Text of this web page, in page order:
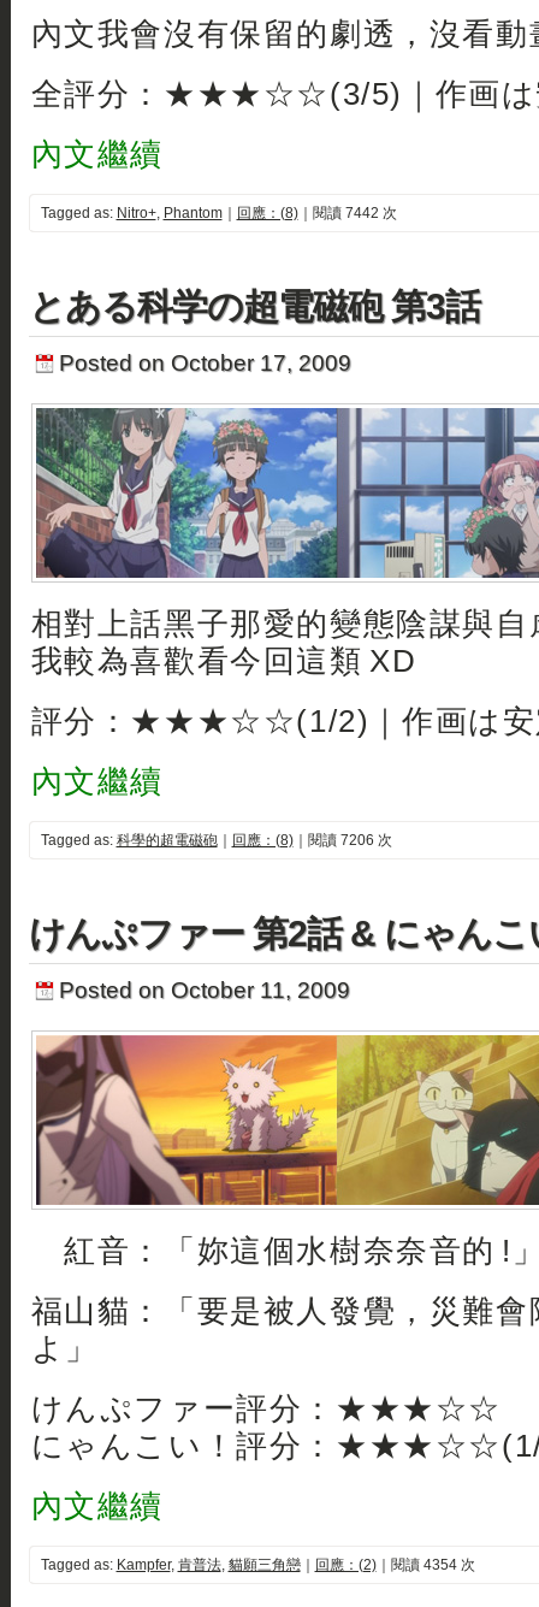
內文我會沒有保留的劇透，沒看
全評分：★★★☆☆(3/5)｜作画は
內文繼續
Tagged as: Nitro+, Phantom｜ 回應：(8)｜閱讀 7442 次
とある科学の超電磁砲 第3話
Posted on October 17, 2009
相對上話黑子那愛的變態陰謀與
我較為喜歡看今回這類 XD
評分：★★★☆☆(1/2)｜作画は安
內文繼續
Tagged as: 科學的超電磁砲｜ 回應：(8)｜閱讀 7206 次
けんぷファー 第2話 & にゃんこ
Posted on October 11, 2009
紅音：「妳這個水樹奈奈音的 !
福山貓：「要是被人發覺，災難
よ」
けんぷファー評分：★★★☆☆
にゃんこい！評分：★★★☆☆(1/
內文繼續
Tagged as: Kampfer, 肯普法, 貓願三角戀｜ 回應：(2)｜閱讀 4354 次